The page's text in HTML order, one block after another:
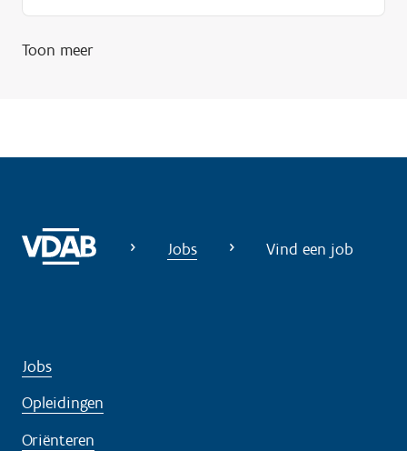
Toon meer
Jobs Vind een job
Jobs
Opleidingen
Oriënteren